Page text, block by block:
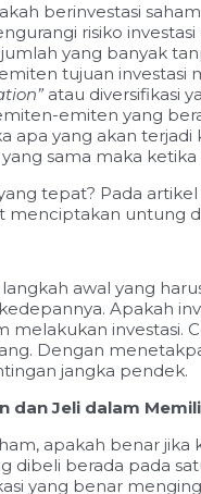
berinvestasi
risiko
yang banyak
tujuan
atau diversifikasi
emiten yang
apa yang akan
sama maka
tepat? Pada
menciptakan untung
awal yang
Apakah
melakukan investasi.
Dengan
jangka pendek.
dan Jeli dalam
apakah benar
dibeli berada pada
yang benar